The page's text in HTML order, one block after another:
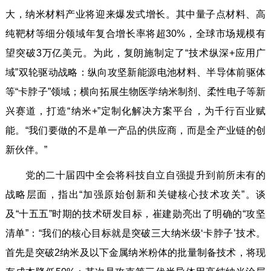
大，纳米材料产业将迎来爆发式增长。其中量子点材料、高
纯靶材等细分领域年复合增长率将超30%，全球市场规模有
望突破3万亿美元。为此，复朗施制定了“技术纵深+应用广
域”双轮驱动战略：纵向攻坚新能源电池材料、半导体前驱体
等“卡脖子”领域；横向拓展生物医学纳米制剂、柔性电子等新
兴赛道，打造“纳米+”定制化解决方案平台，为千行百业赋
能。“我们要做的不是单一产品的供应商，而是全产业链的创
新伙伴。”
党的二十届四中全会将科技自立自强提升到前所未有的
战略层面，指出“加强原始创新和关键核心技术攻关”。谈
及“十五五”时期的技术研发目标，崔建勋亮出了明确的“攻坚
清单”：“我们的核心目标就是突破三大纳米级‘卡脖子’技术。
首先是突破2纳米及以下金属纳米粉体的批量制备技术，将现